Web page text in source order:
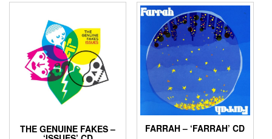
THE GENUINE FAKES – FARRAH – ‘FARRAH’ CD